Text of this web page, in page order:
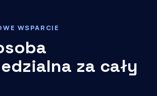
WSPARCIE
za cały